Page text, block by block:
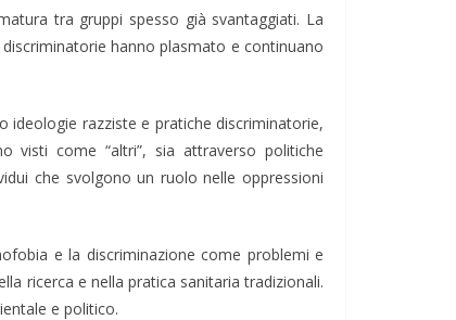
tra gruppi spesso già svantaggiati. La
hanno plasmato e continuano
ideologie razziste e pratiche discriminatorie,
visti come “altri”, sia attraverso politiche
che svolgono un ruolo nelle oppressioni
e la discriminazione come problemi e
ricerca e nella pratica sanitaria tradizionali.
e politico.